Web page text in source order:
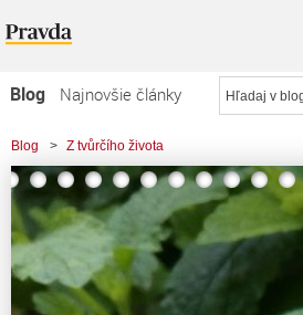
Blog
Najnovšie články
Najčítanejšie články
Najkomentovanejšie články
Zoznam blogov
Komerčné blogy
Blog > Z tvůrčího života